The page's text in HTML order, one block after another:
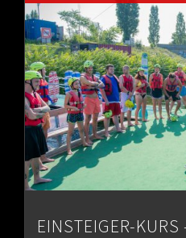
€80.00
EINSTEIGER-